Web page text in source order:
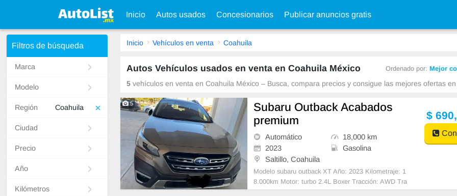
Inicio Autos usados Concesionarios Publicar anuncios gratis
Filtros de búsqueda
Marca
Modelo
Región Coahuila
Ciudad
Precio
Año
Kilómetros
Inicio Vehículos en venta Coahuila
Autos Vehículos usados en venta en Coahuila México Ordenado por:Mejor
5 vehículos en venta en Coahuila México – Busca, compara precios y consigue las mejores ofertas
5
Subaru Outback Acabados
premium
Automático
18,000 km
2023
Gasolina
Saltillo, Coahuila
Modelo subaru outback XT Año: 2023 Kilometraje: 1
8.000km Motor: turbo 2.4L Boxer Tracción: AWD Tra
nsmisión : automática Interiores : con acabados pre
$